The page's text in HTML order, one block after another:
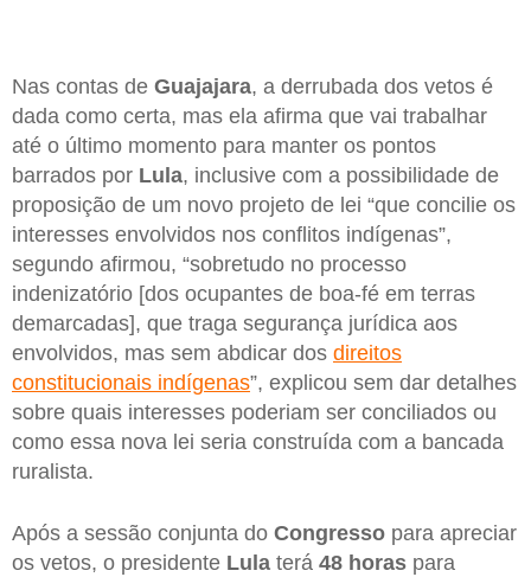
Nas contas de Guajajara, a derrubada dos vetos é
dada como certa, mas ela afirma que vai trabalhar
até o último momento para manter os pontos
barrados por Lula, inclusive com a possibilidade de
proposição de um novo projeto de lei “que concilie os
interesses envolvidos nos conflitos indígenas”,
segundo afirmou, “sobretudo no processo
indenizatório [dos ocupantes de boa-fé em terras
demarcadas], que traga segurança jurídica aos
envolvidos, mas sem abdicar dos direitos
constitucionais indígenas”, explicou sem dar detalhes
sobre quais interesses poderiam ser conciliados ou
como essa nova lei seria construída com a bancada
ruralista.
Após a sessão conjunta do Congresso para apreciar
os vetos, o presidente Lula terá 48 horas para